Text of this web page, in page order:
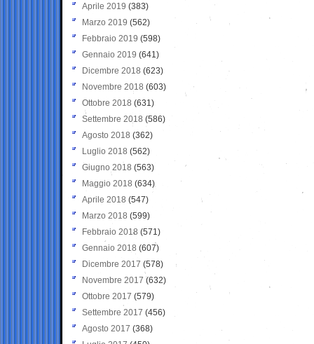
Aprile 2019 (383)
Marzo 2019 (562)
Febbraio 2019 (598)
Gennaio 2019 (641)
Dicembre 2018 (623)
Novembre 2018 (603)
Ottobre 2018 (631)
Settembre 2018 (586)
Agosto 2018 (362)
Luglio 2018 (562)
Giugno 2018 (563)
Maggio 2018 (634)
Aprile 2018 (547)
Marzo 2018 (599)
Febbraio 2018 (571)
Gennaio 2018 (607)
Dicembre 2017 (578)
Novembre 2017 (632)
Ottobre 2017 (579)
Settembre 2017 (456)
Agosto 2017 (368)